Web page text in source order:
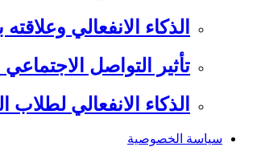
الذكاء الانفعالي وعلاقته بالتحصيل
تأثير التواصل
الذكاء الانفعالي لطلاب
سياسة الخصوصية